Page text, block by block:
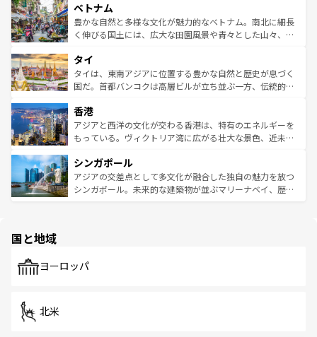
参照してほしい。
容にもいいと評判のスイーツなど、バラエティ豊かな料理
が味わえる。 なお、新着の台湾情報は コンテンツ一覧を参
照してほしい。
き、地方に足を延ばせば四季折々の自然美を楽しむことが
できる。そして、キムチや焼肉、絶品のストリートフード
まで、さまざまな韓国料理が待っている。夜には、韓国な
リティに包まれながら、韓国の多彩な魅力を心ゆくまで味
わってみてほしい。 なお、新着の韓国情報はコンテンツ一
覧を参照してほしい。
ベトナム
豊かな自然と多様な文化が魅力的なベトナム。南北に細長
く伸びる国土には、広大な田園風景や青々とした山々、世
急速な発展と共に伝統が息づく。ハノイの古い町並みやホ
ーチミン市のフランス統治時代の建物も、独特の雰囲気を
醸し出している。また、バラエティの豊かさとおいしさで
とつ。フォーやバインミー、ベトナムコーヒーなどは、ぜ
ひ現地で味わいたい。どの地域を訪れてもあたたかい人々
が旅行者を迎えてくれるので、きっと忘れられない旅にな
参照してほしい。
タイ
タイは、東南アジアに位置する豊かな自然と歴史が息づく
国だ。首都バンコクは高層ビルが立ち並ぶ一方、伝統的な
の活気が交差している。北部ではチェンマイなどの山岳地
帯で自然と触れ合い、南部ではプーケットやクラビの美し
いビーチでリゾート気分を楽しむことができる。タイ料理
激する。気候は一年中温暖で、どの季節にも異なる楽しみ
が待っている。親しみやすいタイの人々、仏教を中心とし
た文化、そして多様な観光資源が、訪れる旅人を魅了し続
香港
アジアと西洋の文化が交わる香港は、特有のエネルギーを
もっている。ヴィクトリア湾に広がる壮大な景色、近未来
み、どこを訪れても感動するはず。観光スポットが密集し
ており、効率よく見どころを回れるのも魅力。息をのむよ
うな絶景から文化的な体験まで、香港を存分に楽しみ尽く
シンガポール
アジアの交差点として多文化が融合した独自の魅力を放つ
シンガポール。未来的な建築物が並ぶマリーナベイ、歴史
で、ホーカーズは地元の風情を楽しめる外せないスポット
国と地域
ヨーロッパ
北米